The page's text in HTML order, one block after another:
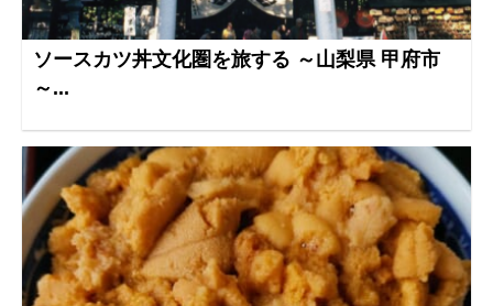
ソースカツ丼文化圏を旅する ～山梨県 甲府市
～...